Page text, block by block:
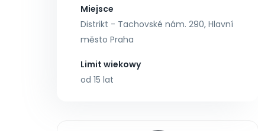
Miejsce
Distrikt - Tachovské nám. 290, Hlavní
město Praha
Limit wiekowy
od 15 lat